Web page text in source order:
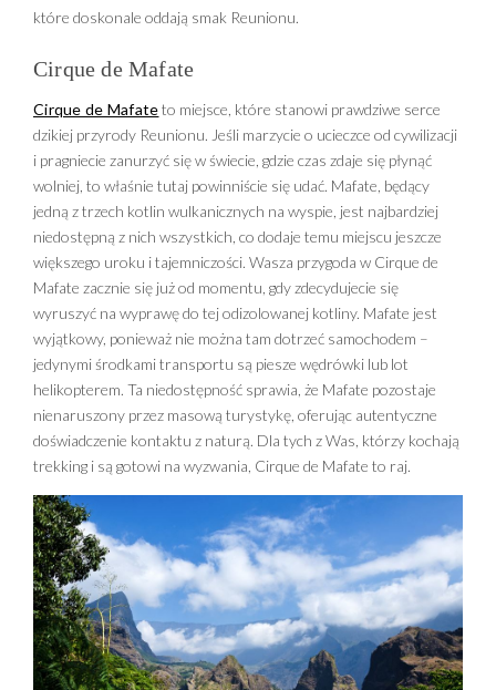
które doskonale oddają smak Reunionu.
Cirque de Mafate
Cirque de Mafateto miejsce, które stanowi prawdziwe serce
dzikiej przyrody Reunionu. Jeśli marzycie o ucieczce od cywilizacji
i pragniecie zanurzyć się w świecie, gdzie czas zdaje się płynąć
wolniej, to właśnie tutaj powinniście się udać. Mafate, będący
jedną z trzech kotlin wulkanicznych na wyspie, jest najbardziej
niedostępną z nich wszystkich, co dodaje temu miejscu jeszcze
większego uroku i tajemniczości. Wasza przygoda w Cirque de
Mafate zacznie się już od momentu, gdy zdecydujecie się
wyruszyć na wyprawę do tej odizolowanej kotliny. Mafate jest
wyjątkowy, ponieważ nie można tam dotrzeć samochodem –
jedynymi środkami transportu są piesze wędrówki lub lot
helikopterem. Ta niedostępność sprawia, że Mafate pozostaje
nienaruszony przez masową turystykę, oferując autentyczne
doświadczenie kontaktu z naturą. Dla tych z Was, którzy kochają
trekking i są gotowi na wyzwania, Cirque de Mafate to raj.